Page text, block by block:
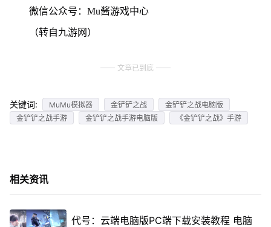
微信公众号：Mu酱游戏中心
（转自九游网）
文章已到底
关键词: MuMu模拟器 金铲铲之战
金铲铲之战电脑版
金铲铲之战手游
金铲铲之战手游电脑版 《金铲铲之战》手游
相关资讯
代号：云端电脑版PC端下载安装教程 电脑